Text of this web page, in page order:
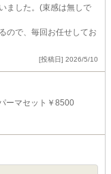
ました。(束感は無しで
ので、毎回お任せしてお
[投稿日] 2026/5/10
ーマセット￥8500